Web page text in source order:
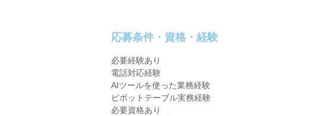
応募条件・資格・経験
必要経験あり
電話対応経験
AIツールを使った業務経験
ピボットテーブル実務経験
必要資格あり